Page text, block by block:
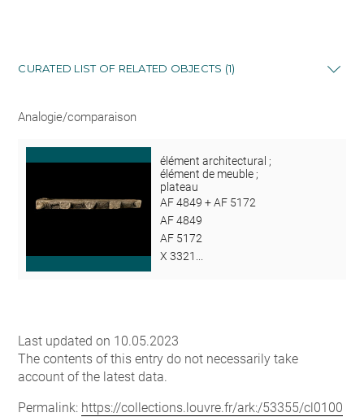
CURATED LIST OF RELATED OBJECTS (1)
Analogie/comparaison
élément architectural ;
élément de meuble ;
plateau
AF 4849 + AF 5172
AF 4849
AF 5172
X 3321...
Last updated on 10.05.2023
The contents of this entry do not necessarily take
account of the latest data.
Permalink: https://collections.louvre.fr/ark:/53355/cl0100